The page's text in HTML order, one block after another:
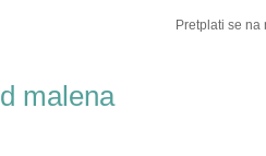
Pretplati se na
malena